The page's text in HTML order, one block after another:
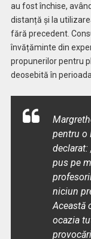
au fost închise,
distanță și la
fără precedent.
învățăminte din
propunerilor pentru
deosebită în
pentru o
declarat:
pus pe
niciun
Această
ocazia